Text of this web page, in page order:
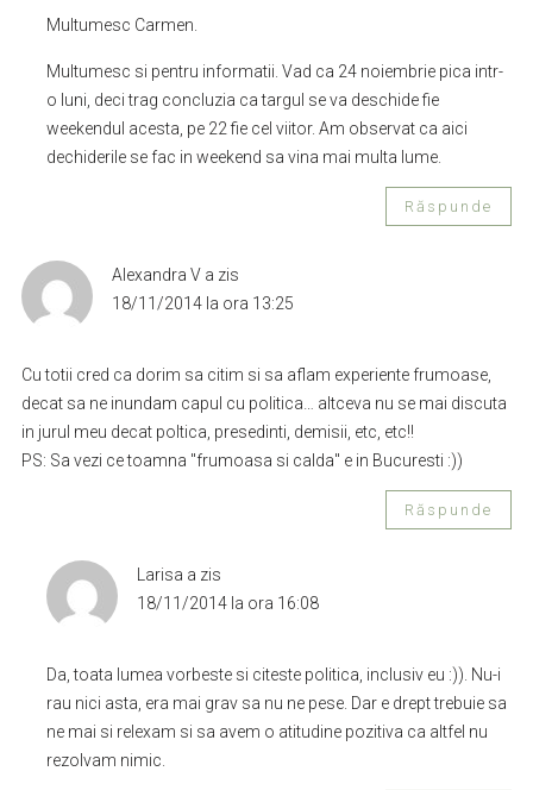
Multumesc Carmen.
Multumesc si pentru informatii. Vad ca 24 noiembrie pica intr-
o luni, deci trag concluzia ca targul se va deschide fie
weekendul acesta, pe 22 fie cel viitor. Am observat ca aici
dechiderile se fac in weekend sa vina mai multa lume.
Răspunde
Alexandra V a zis
18/11/2014 la ora 13:25
Cu totii cred ca dorim sa citim si sa aflam experiente frumoase,
decat sa ne inundam capul cu politica… altceva nu se mai discuta
in jurul meu decat poltica, presedinti, demisii, etc, etc!!
PS: Sa vezi ce toamna "frumoasa si calda" e in Bucuresti :))
Răspunde
Larisa a zis
18/11/2014 la ora 16:08
Da, toata lumea vorbeste si citeste politica, inclusiv eu :)). Nu-i
rau nici asta, era mai grav sa nu ne pese. Dar e drept trebuie sa
ne mai si relexam si sa avem o atitudine pozitiva ca altfel nu
rezolvam nimic.